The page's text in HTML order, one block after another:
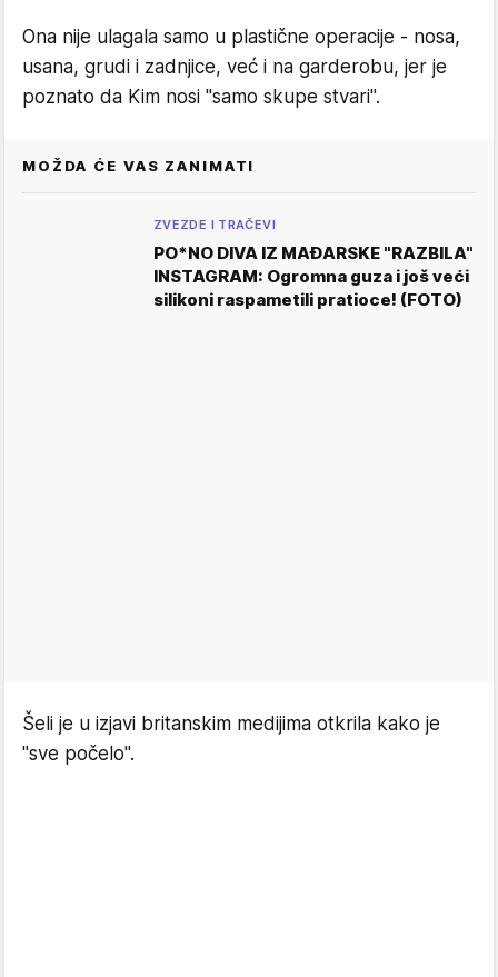
Ona nije ulagala samo u plastične operacije - nosa,
usana, grudi i zadnjice, već i na garderobu, jer je
poznato da Kim nosi "samo skupe stvari".
MOŽDA ĆE VAS ZANIMATI
ZVEZDE I TRAČEVI
PO*NO DIVA IZ MAĐARSKE "RAZBILA"
INSTAGRAM: Ogromna guza i još veći
silikoni raspametili pratioce! (FOTO)
Šeli je u izjavi britanskim medijima otkrila kako je
"sve počelo".